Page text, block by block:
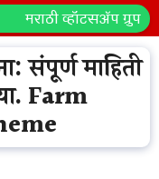
मराठी व्हॉटसॲप ग्रुप
संपूर्ण माहिती
Farm